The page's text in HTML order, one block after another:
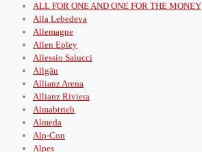
ALL FOR ONE AND ONE FOR THE MONEY
Alla Lebedeva
Allemagne
Allen Epley
Allessio Salucci
Allgäu
Allianz Arena
Allianz Riviera
Almabtrieb
Almeda
Alp-Con
Alpes